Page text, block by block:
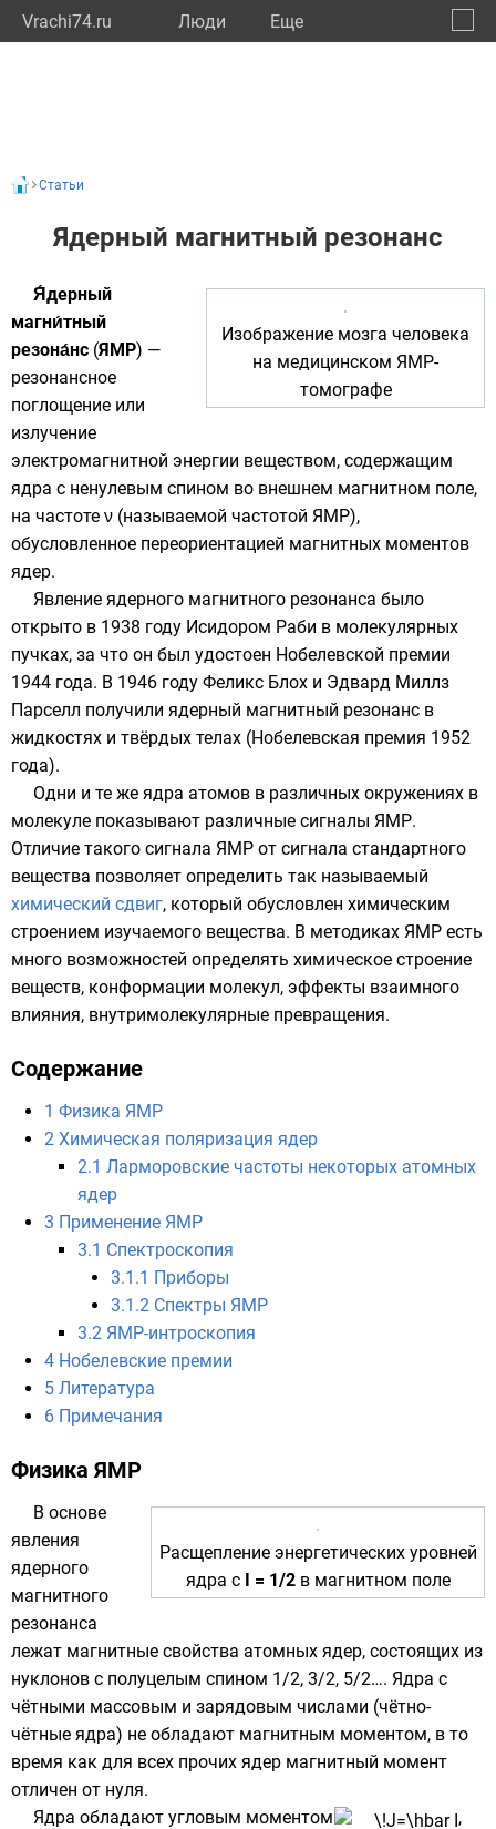
Vrachi74.ru Люди Eще
Статьи
Ядерный магнитный резонанс
Изображение мозга человека
на медицинском ЯМР-
томографе
Я́дерный
магни́тный
резона́нс (ЯМР) —
резонансное
поглощение или
излучение
электромагнитной энергии веществом, содержащим
ядра с ненулевым спином во внешнем магнитном поле,
на частоте ν (называемой частотой ЯМР),
обусловленное переориентацией магнитных моментов
ядер.
Явление ядерного магнитного резонанса было
открыто в 1938 году Исидором Раби в молекулярных
пучках, за что он был удостоен Нобелевской премии
1944 года. В 1946 году Феликс Блох и Эдвард Миллз
Парселл получили ядерный магнитный резонанс в
жидкостях и твёрдых телах (Нобелевская премия 1952
года).
Одни и те же ядра атомов в различных окружениях в
молекуле показывают различные сигналы ЯМР.
Отличие такого сигнала ЯМР от сигнала стандартного
вещества позволяет определить так называемый
химический сдвиг, который обусловлен химическим
строением изучаемого вещества. В методиках ЯМР есть
много возможностей определять химическое строение
веществ, конформации молекул, эффекты взаимного
влияния, внутримолекулярные превращения.
Содержание
1 Физика ЯМР
2 Химическая поляризация ядер
2.1 Ларморовские частоты некоторых атомных
ядер
3 Применение ЯМР
3.1 Спектроскопия
3.1.1 Приборы
3.1.2 Спектры ЯМР
3.2 ЯМР-интроскопия
4 Нобелевские премии
5 Литература
6 Примечания
Физика ЯМР
Расщепление энергетических уровней
ядра с I = 1/2в магнитном поле
В основе
явления
ядерного
магнитного
резонанса
лежат магнитные свойства атомных ядер, состоящих из
нуклонов с полуцелым спином 1/2, 3/2, 5/2…. Ядра с
чётными массовым и зарядовым числами (чётно-
чётные ядра) не обладают магнитным моментом, в то
время как для всех прочих ядер магнитный момент
отличен от нуля.
Ядра обладают угловым моментом
,